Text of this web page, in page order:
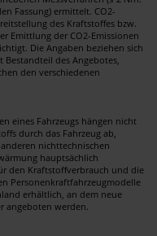
Fassung) ermittelt. CO2-
des Kraftstoffes bzw.
Emittlung der CO2-Emissionen
Die Angaben beziehen sich
des Angebotes,
den verschiedenen
eines Fahrzeugs hängen nicht
durch das Fahrzeug ab,
nichttechnischen
hauptsächlich
den Kraftstoffverbrauch und die
Personenkraftfahrzeugmodelle
erhältlich, an dem neue
angeboten werden.